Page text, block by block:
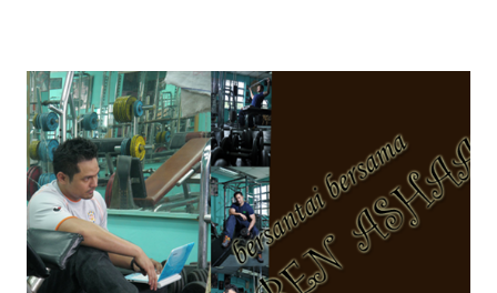
tanya sapa-sapa pun masa tu.. bila fikir-fikirkan balik terasa
jugak masa alahai teruknya kami sebagai ibubapa.. dan kami
terasa jugak semakin teruk bila abg long dah masuk 2 tahun
kat salah satu tadika swasta ni.. tapi nampaknya kenal huruf
pun tak tau.. pengsan aku bila ingat balik.. aku mula fikir
mungkin sebab abg long sendiri jenis budak yang ada
masalah dyslexia.. tapi minor la.. nanti la aku cerita pasal